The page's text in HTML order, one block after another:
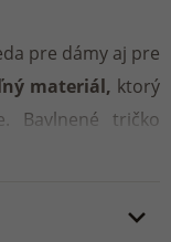
pre dámy aj pre
materiál, ktorý
Bavlnené tričko